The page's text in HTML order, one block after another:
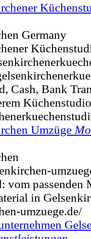
Germany
Cash, Bank
Umzüge
vom passenden
in
umzuege.de/